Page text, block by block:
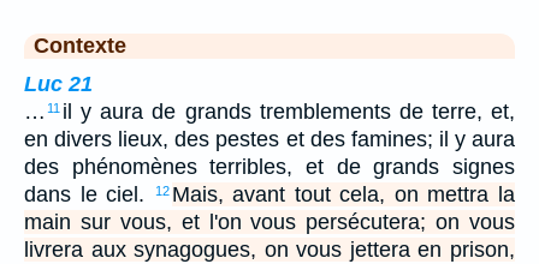
Contexte
Luc 21
… 11 il y aura de grands tremblements de terre, et,
en divers lieux, des pestes et des famines; il y aura
des phénomènes terribles, et de grands signes
dans le ciel.
12 Mais, avant tout cela, on mettra la
main sur vous, et l'on vous persécutera; on vous
livrera aux synagogues, on vous jettera en prison,